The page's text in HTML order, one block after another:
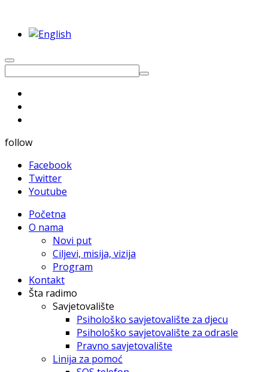
follow
Facebook
Twitter
Youtube
Početna
O nama
Novi put
Ciljevi, misija, vizija
Program
Kontakt
Šta radimo
Savjetovalište
Psihološko savjetovalište za djecu
Psihološko savjetovalište za odrasle
Pravno savjetovalište
Linija za pomoć